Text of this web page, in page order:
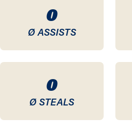
0
Ø ASSISTS
0
Ø STEALS